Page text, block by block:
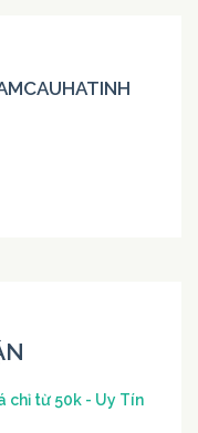
chỉ từ 50k - Uy Tín